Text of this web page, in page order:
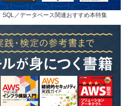
SQL／データベース関連おすすめ本特集